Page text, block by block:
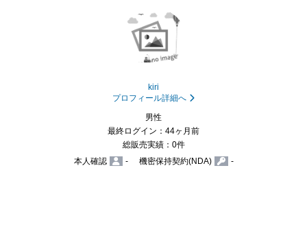
kiri
プロフィール詳細へ
男性
最終ログイン：44ヶ月前
総販売実績：0件
本人確認
- 機密保持契約(NDA) -